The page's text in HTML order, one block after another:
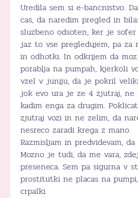
Uredila sem si e-bancnistvo.
cas, da naredim pregled in
sluzbeno odsoten, ker je
jaz to vse pregledujem, pa za
in odhotki. In odkrijem da
porablja na pumpah, kjerkoli
vzel v juniju, da je pokril
jok evo ura je ze 4 zjutraj, ne
kadim enga za drugim.
zjutraj vozi in ne zelim, da
nesreco zaradi krega z mano.
Razmisljam in predvidevam,
Mozno je tudi, da me vara,
preseneca. Sem pa sigurna v
prostitutki ne placas na
crpalki.